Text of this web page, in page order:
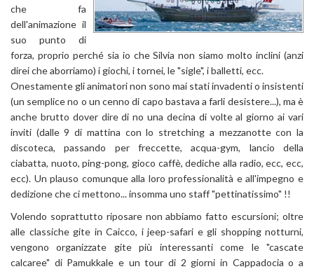
che fa
dell'animazione il
suo punto di
forza, proprio perché sia io che Silvia non siamo molto inclini (anzi
direi che aborriamo) i giochi, i tornei, le "sigle", i balletti, ecc.
Onestamente gli animatori non sono mai stati invadenti o insistenti
(un semplice no o un cenno di capo bastava a farli desistere...), ma è
anche brutto dover dire di no una decina di volte al giorno ai vari
inviti (dalle 9 di mattina con lo stretching a mezzanotte con la
discoteca, passando per freccette, acqua-gym, lancio della
ciabatta, nuoto, ping-pong, gioco caffè, dediche alla radio, ecc, ecc,
ecc). Un plauso comunque alla loro professionalità e all'impegno e
dedizione che ci mettono... insomma uno staff "pettinatissimo" !!
Volendo soprattutto riposare non abbiamo fatto escursioni; oltre
alle classiche gite in Caicco, i jeep-safari e gli shopping notturni,
vengono organizzate gite più interessanti come le "cascate
calcaree" di Pamukkale e un tour di 2 giorni in Cappadocia o a